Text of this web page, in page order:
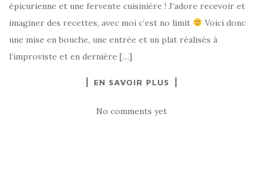
épicurienne et une fervente cuisinière ! J’adore recevoir et
imaginer des recettes, avec moi c’est no limit
Voici donc
une mise en bouche, une entrée et un plat réalisés à
l’improviste et en dernière […]
EN SAVOIR PLUS
No comments yet